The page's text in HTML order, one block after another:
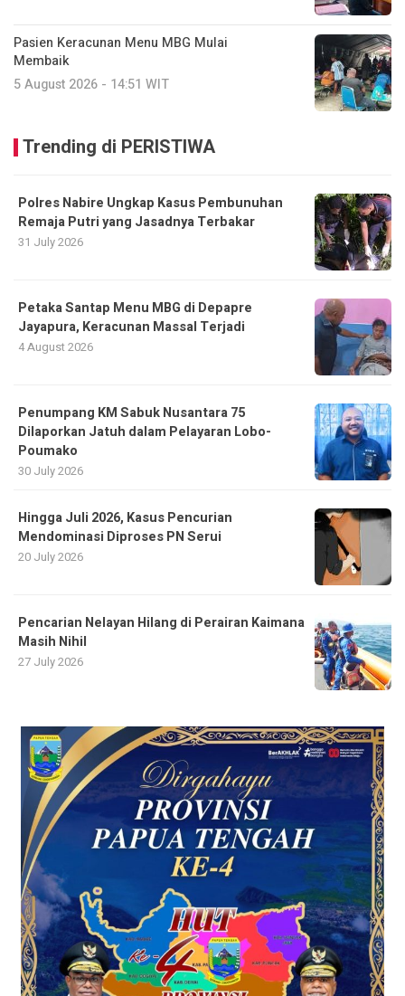
Pasien Keracunan Menu MBG Mulai
Membaik
5 August 2026 - 14:51 WIT
Trending di PERISTIWA
Polres Nabire Ungkap Kasus Pembunuhan
Remaja Putri yang Jasadnya Terbakar
31 July 2026
Petaka Santap Menu MBG di Depapre
Jayapura, Keracunan Massal Terjadi
4 August 2026
Penumpang KM Sabuk Nusantara 75
Dilaporkan Jatuh dalam Pelayaran Lobo-
Poumako
30 July 2026
Hingga Juli 2026, Kasus Pencurian
Mendominasi Diproses PN Serui
20 July 2026
Pencarian Nelayan Hilang di Perairan Kaimana
Masih Nihil
27 July 2026